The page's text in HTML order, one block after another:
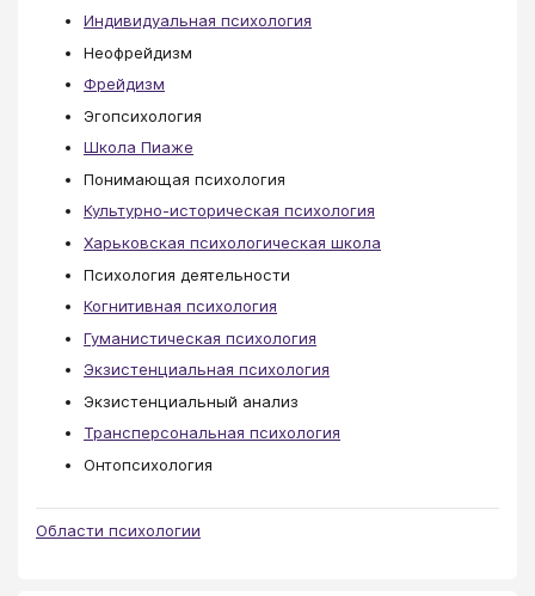
Индивидуальная психология
Неофрейдизм
Фрейдизм
Эгопсихология
Школа Пиаже
Понимающая психология
Культурно-историческая психология
Харьковская психологическая школа
Психология деятельности
Когнитивная психология
Гуманистическая психология
Экзистенциальная психология
Экзистенциальный анализ
Трансперсональная психология
Онтопсихология
Области психологии